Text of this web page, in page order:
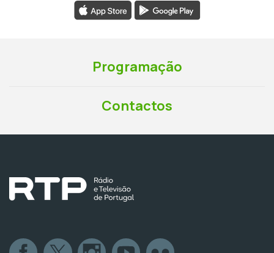
Programação
Contactos